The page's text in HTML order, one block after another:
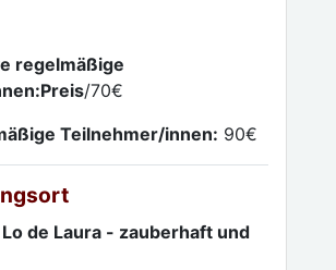
regelmäßige
/70€
Teilnehmer/innen: 90€
de Laura - zauberhaft und